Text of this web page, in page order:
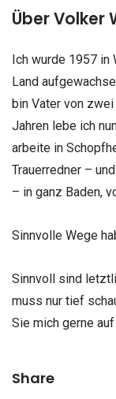
Über Volker
Ich wurde 1957 in
Land
bin Vater von
Jahren lebe ich
arbeite in
Trauerredner –
– in ganz Baden,
Sinnvolle Wege
Sinnvoll sind
muss nur tief
Sie mich gerne
Share